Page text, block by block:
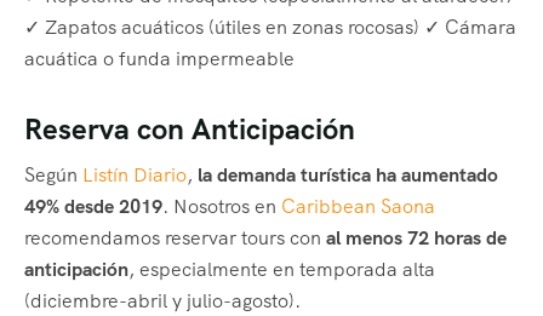
✓ Zapatos acuáticos (útiles en zonas rocosas) ✓ Cámara
acuática o funda impermeable
Reserva con Anticipación
Según Listín Diario, la demanda turística ha aumentado
49% desde 2019. Nosotros en Caribbean Saona
recomendamos reservar tours con al menos 72 horas de
anticipación, especialmente en temporada alta
(diciembre-abril y julio-agosto).